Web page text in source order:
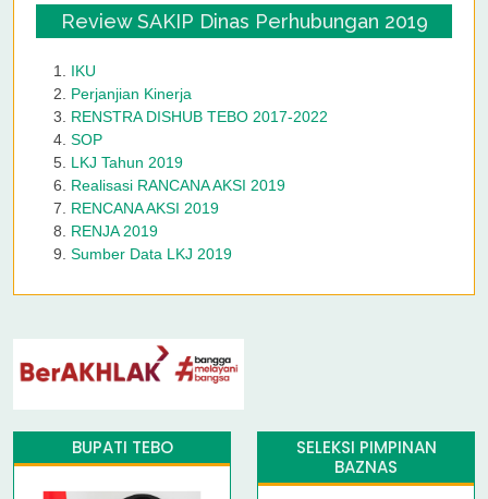
Review SAKIP Dinas Perhubungan 2019
IKU
Perjanjian Kinerja
RENSTRA DISHUB TEBO 2017-2022
SOP
LKJ Tahun 2019
Realisasi RANCANA AKSI 2019
RENCANA AKSI 2019
RENJA 2019
Sumber Data LKJ 2019
BUPATI TEBO
SELEKSI PIMPINAN
BAZNAS